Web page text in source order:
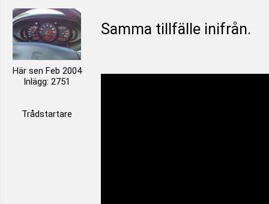
Här sen Feb 2004
Inlägg: 2751
Trådstartare
Samma tillfälle inifrån.